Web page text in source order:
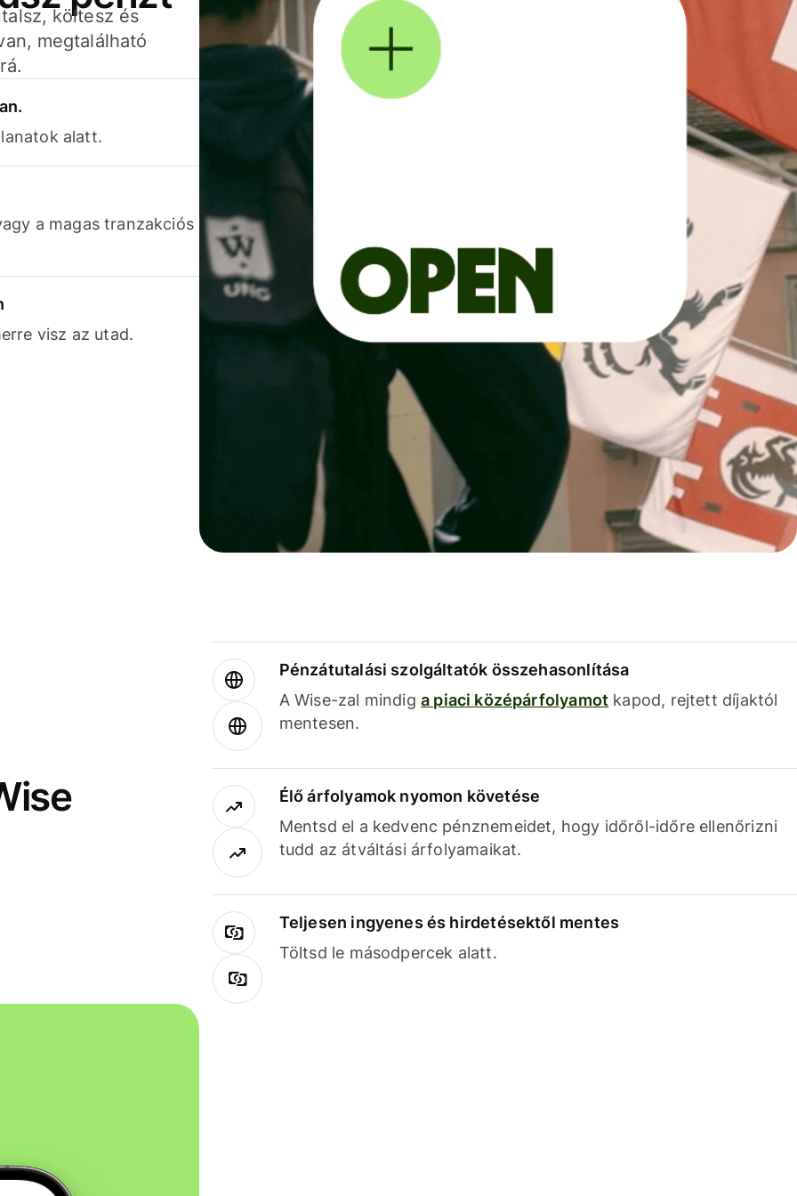
költesz és
megtalálható
alatt.
a magas tranzakciós
visz az utad.
Pénzátutalási szolgáltatók összehasonlítása
A Wise-zal mindig a piaci középárfolyamot kapod, rejtett díjaktól
mentesen.
Élő árfolyamok nyomon követése
Mentsd el a kedvenc pénznemeidet, hogy időről-időre ellenőrizni
tudd az átváltási árfolyamaikat.
Teljesen ingyenes és hirdetésektől mentes
Töltsd le másodpercek alatt.